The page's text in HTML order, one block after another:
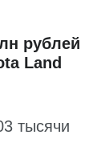
рублей
Land
тысячи